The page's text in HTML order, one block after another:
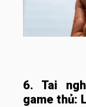
6. Tai
game thủ: